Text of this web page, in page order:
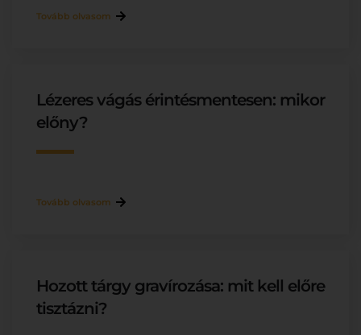
Tovább olvasom
Lézeres vágás érintésmentesen: mikor
előny?
Tovább olvasom
Hozott tárgy gravírozása: mit kell előre
tisztázni?